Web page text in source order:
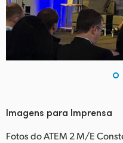
Imagens para Imprensa
Fotos do ATEM 2 M/E